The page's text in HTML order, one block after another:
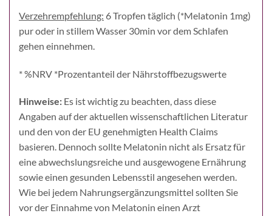
Verzehrempfehlung: 6 Tropfen täglich (*Melatonin 1mg)
pur oder in stillem Wasser 30min vor dem Schlafen
gehen einnehmen.
* %NRV *Prozentanteil der Nährstoffbezugswerte
Hinweise: Es ist wichtig zu beachten, dass diese
Angaben auf der aktuellen wissenschaftlichen Literatur
und den von der EU genehmigten Health Claims
basieren. Dennoch sollte Melatonin nicht als Ersatz für
eine abwechslungsreiche und ausgewogene Ernährung
sowie einen gesunden Lebensstil angesehen werden.
Wie bei jedem Nahrungsergänzungsmittel sollten Sie
vor der Einnahme von Melatonin einen Arzt